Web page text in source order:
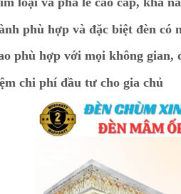
phù hợp và đặc biệt đèn
phù hợp với mọi không
chi phí đầu tư cho gia chủ